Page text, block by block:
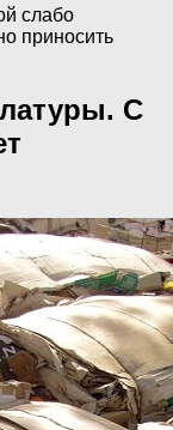
слабо
приносить
С